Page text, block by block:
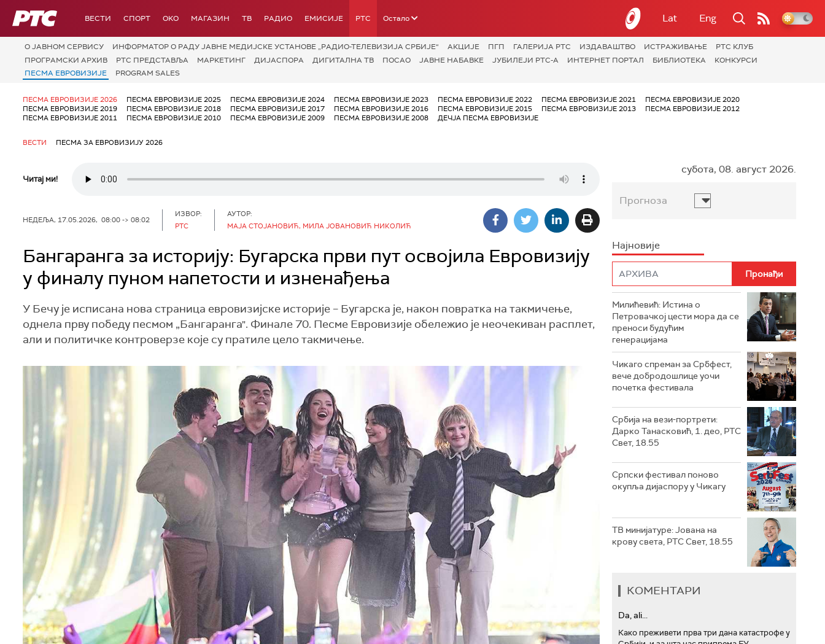
РТС ВЕСТИ СПОРТ OKO МАГАЗИН ТВ РАДИО ЕМИСИЈЕ РТС Остало Lat Eng
О JАВНОМ СЕРВИСУ ИНФОРМАТОР О РАДУ ЈАВНЕ МЕДИЈСКЕ УСТАНОВЕ „РАДИО-ТЕЛЕВИЗИЈА СРБИЈЕ“ АКЦИЈЕ ПГП ГАЛЕРИЈА РТС ИЗДАВАШТВО ИСТРАЖИВАЊЕ
РТС КЛУБ
ПРОГРАМСКИ АРХИВ
РТС ПРЕДСТАВЉА МАРКЕТИНГ ДИЈАСПОРА ДИГИТАЛНА ТВ ПОСАО ЈАВНЕ НАБАВКЕ ЈУБИЛЕЈИ РТС-А ИНТЕРНЕТ ПОРТАЛ БИБЛИОТЕКА
КОНКУРСИ
ПЕСМА ЕВРОВИЗИЈЕ
PROGRAM SALES
ПЕСМА ЕВРОВИЗИЈЕ 2026 ПЕСМА ЕВРОВИЗИЈЕ 2025 ПЕСМА ЕВРОВИЗИЈЕ 2024 ПЕСМА ЕВРОВИЗИЈЕ 2023 ПЕСМА ЕВРОВИЗИЈЕ 2022 ПЕСМА ЕВРОВИЗИЈЕ 2021
ПЕСМА ЕВРОВИЗИЈЕ 2020
ПЕСМА ЕВРОВИЗИЈЕ 2019
ПЕСМА ЕВРОВИЗИЈЕ 2018 ПЕСМА ЕВРОВИЗИЈЕ 2017 ПЕСМА ЕВРОВИЗИЈЕ 2016 ПЕСМА ЕВРОВИЗИЈЕ 2015 ПЕСМА ЕВРОВИЗИЈЕ 2013
ПЕСМА ЕВРОВИЗИЈЕ 2012
ПЕСМА ЕВРОВИЗИЈЕ 2011
ПЕСМА ЕВРОВИЗИЈЕ 2010 ПЕСМА ЕВРОВИЗИЈЕ 2009 ПЕСМА ЕВРОВИЗИЈЕ 2008 ДЕЧЈА ПЕСМА ЕВРОВИЗИЈЕ
ВЕСТИ ПЕСМА ЗА ЕВРОВИЗИЈУ 2026
Читај ми!
НЕДЕЉА, 17.05.2026, 08:00 -> 08:02
ИЗВОР:
РТС
АУТОР:
МАЈА СТОЈАНОВИЋ, МИЛА ЈОВАНОВИЋ НИКОЛИЋ
Бангаранга за историју: Бугарска први пут освојила Евровизију
у финалу пуном напетости и изненађења
У Бечу је исписана нова страница евровизијске историје – Бугарска је, након повратка на такмичење,
однела прву победу песмом „Бангаранга". Финале 70. Песме Евровизије обележио је неочекиван расплет,
али и политичке контроверзе које су пратиле цело такмичење.
субота, 08. август 2026.
Прогноза
Најновије
Милићевић: Истина о
Петровачкој цести мора да се
преноси будућим
генерацијама
Чикаго спреман за Србфест,
вече добродошлице уочи
почетка фестивала
Србија на вези-портрети:
Дарко Танасковић, 1. део, РТС
Свет, 18.55
Српски фестивал поново
окупља дијаспору у Чикагу
ТВ минијатуре: Јована на
крову света, РТС Свет, 18.55
КОМЕНТАРИ
Da, ali...
Како преживети прва три дана катастрофе у